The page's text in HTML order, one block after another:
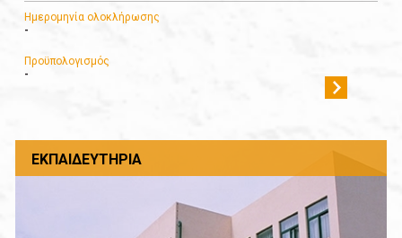
Ημερομηνία ολοκλήρωσης
-
Προϋπολογισμός
-
ΕΚΠΑΙΔΕΥΤΉΡΙΑ